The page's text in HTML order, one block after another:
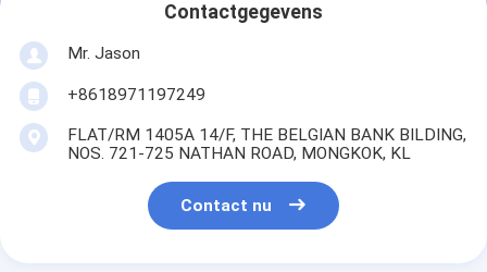
Contactgegevens
Mr. Jason
+8618971197249
FLAT/RM 1405A 14/F, THE BELGIAN BANK BILDING,
NOS. 721-725 NATHAN ROAD, MONGKOK, KL
Contact nu